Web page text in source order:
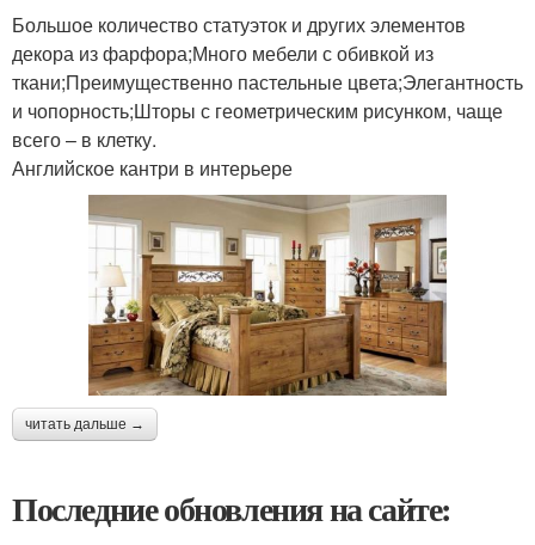
Большое количество статуэток и других элементов
декора из фарфора;Много мебели с обивкой из
ткани;Преимущественно пастельные цвета;Элегантность
и чопорность;Шторы с геометрическим рисунком, чаще
всего – в клетку.
Английское кантри в интерьере
читать дальше →
Последние обновления на сайте: